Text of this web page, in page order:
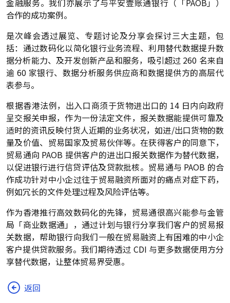
合作的成功案例。
是次峰会透过展览、专题讨论及分享会探讨三大主题，包
括：通过数码化以简化银行业务流程、利用替代数据提升数
据分析能力、及开发创新产品和服务，吸引超过 260 名来自
逾 60 家银行、数据分析服务供应商和数据提供方的高层代
表参与。
根据香港法例，出入口商须于货物进出口的 14 日内向政府
呈交报关申报，作为一份法定文件，报关数据能提供可靠及
适时的资讯反映付货人近期的业务状况，如进/出口货物的数
量及价值、贸易国家及贸易伙伴等。在获得客户的同意下，
贸易通向 PAOB 提供客户的进出口报关数据作为替代数据，
以促进银行进行信贷评估及贷款批核。贸易通与 PAOB 的合
作成功针对中小企过往于贸易融资所面对的痛点对症下药，
例如冗长的文件处理过程及风险评估等。
作为香港推行高效数码化的先锋，贸易通很高兴能参与金管
局「商业数据通」，通过计划与银行分享我们客户的贸易报
关数据，帮助银行向我们一般在贸易融资上有困难的中小企
客户提供贷款服务。我们期待透过 CDI 与更多数据使用方分
享替代数据，让整体贸易界受惠。
返回